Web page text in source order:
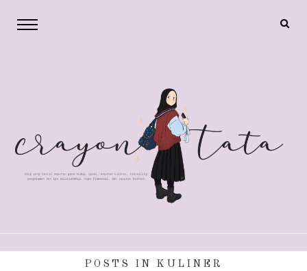
POSTS IN KULINER